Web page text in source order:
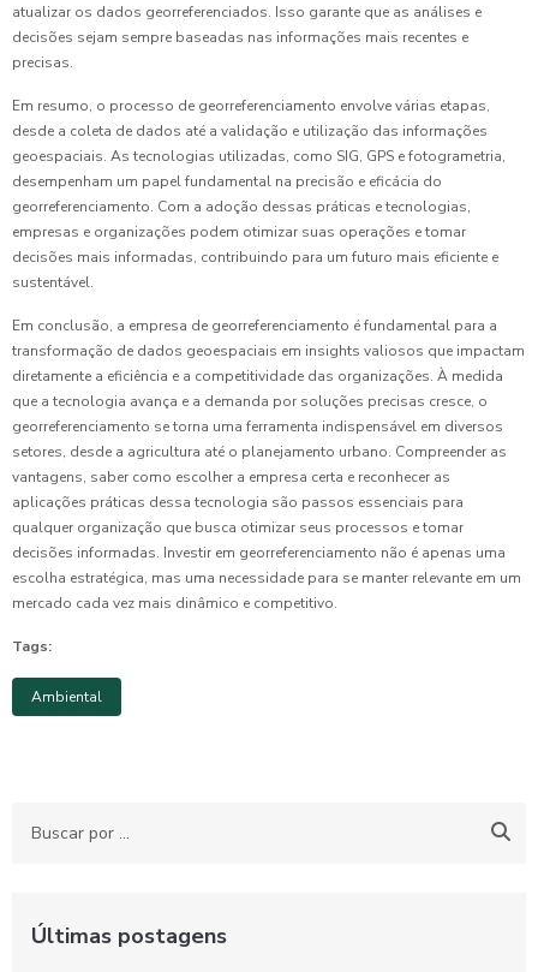
atualizar os dados georreferenciados. Isso garante que as análises e
decisões sejam sempre baseadas nas informações mais recentes e
precisas.
Em resumo, o processo de georreferenciamento envolve várias etapas,
desde a coleta de dados até a validação e utilização das informações
geoespaciais. As tecnologias utilizadas, como SIG, GPS e fotogrametria,
desempenham um papel fundamental na precisão e eficácia do
georreferenciamento. Com a adoção dessas práticas e tecnologias,
empresas e organizações podem otimizar suas operações e tomar
decisões mais informadas, contribuindo para um futuro mais eficiente e
sustentável.
Em conclusão, a empresa de georreferenciamento é fundamental para a
transformação de dados geoespaciais em insights valiosos que impactam
diretamente a eficiência e a competitividade das organizações. À medida
que a tecnologia avança e a demanda por soluções precisas cresce, o
georreferenciamento se torna uma ferramenta indispensável em diversos
setores, desde a agricultura até o planejamento urbano. Compreender as
vantagens, saber como escolher a empresa certa e reconhecer as
aplicações práticas dessa tecnologia são passos essenciais para
qualquer organização que busca otimizar seus processos e tomar
decisões informadas. Investir em georreferenciamento não é apenas uma
escolha estratégica, mas uma necessidade para se manter relevante em um
mercado cada vez mais dinâmico e competitivo.
Tags:
Ambiental
Últimas postagens